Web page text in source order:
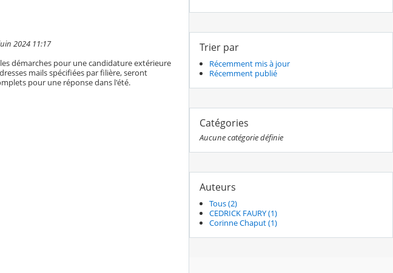
2024 11:17
démarches pour une candidature extérieure
mails spécifiées par filière, seront
pour une réponse dans l'été.
Trier par
Récemment mis à jour
Récemment publié
Catégories
Aucune catégorie définie
Auteurs
Tous (2)
CEDRICK FAURY (1)
Corinne Chaput (1)